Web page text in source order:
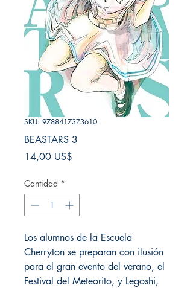
SKU: 9788417373610
BEASTARS 3
14,00 US$
Cantidad *
Los alumnos de la Escuela
Cherryton se preparan con ilusión
para el gran evento del verano, el
Festival del Meteorito, y Legoshi,